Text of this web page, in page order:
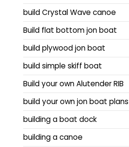
build Crystal Wave canoe
Build flat bottom jon boat
build plywood jon boat
build simple skiff boat
Build your own Alutender RIB
build your own jon boat plans
building a boat dock
building a canoe